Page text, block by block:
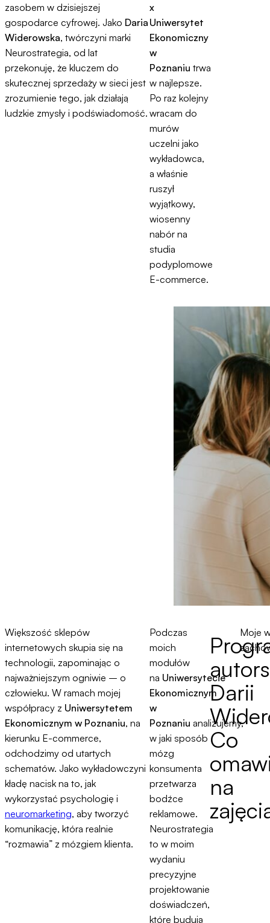
zasobem w dzisiejszej
gospodarce cyfrowej. Jako Daria
Widerowska, twórczyni marki
Neurostrategia, od lat
przekonuję, że kluczem do
skutecznej sprzedaży w sieci jest
zrozumienie tego, jak działają
ludzkie zmysły i podświadomość.
x
Uniwersytet
Ekonomiczny
w
Poznaniu trwa
w najlepsze.
Po raz kolejny
wracam do
murów
uczelni jako
wykładowca,
a właśnie
ruszył
wyjątkowy,
wiosenny
nabór na
studia
podyplomowe
E-commerce.
Większość sklepów
internetowych skupia się na
technologii, zapominając o
najważniejszym ogniwie – o
człowieku. W ramach mojej
współpracy z Uniwersytetem
Ekonomicznym w Poznaniu, na
kierunku E-commerce,
odchodzimy od utartych
schematów. Jako wykładowczyni
kładę nacisk na to, jak
wykorzystać psychologię i
neuromarketing, aby tworzyć
komunikację, która realnie
“rozmawia” z mózgiem klienta.
Podczas
moich
modułów
na Uniwersytecie
Ekonomicznym
w
Poznaniu analizujemy,
w jaki sposób
mózg
konsumenta
przetwarza
bodźce
reklamowe.
Neurostrategia
to w moim
wydaniu
precyzyjne
projektowanie
doświadczeń,
które budują
Darii
Co
na
Moje